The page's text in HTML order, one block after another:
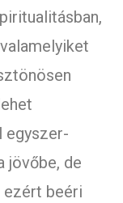
egyszer-
jövőbe, de
ezért beéri